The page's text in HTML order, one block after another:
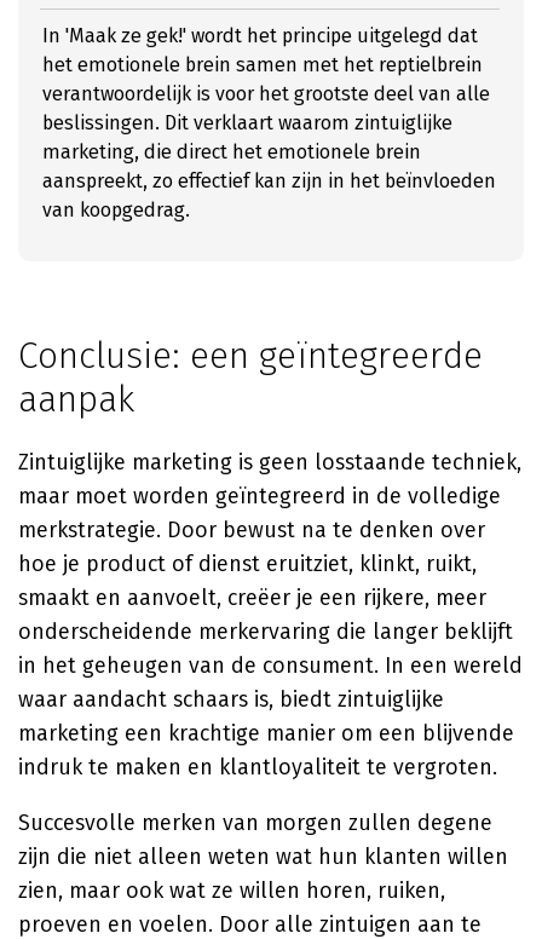
In 'Maak ze gek!' wordt het principe uitgelegd dat
het emotionele brein samen met het reptielbrein
verantwoordelijk is voor het grootste deel van alle
beslissingen. Dit verklaart waarom zintuiglijke
marketing, die direct het emotionele brein
aanspreekt, zo effectief kan zijn in het beïnvloeden
van koopgedrag.
Conclusie: een geïntegreerde
aanpak
Zintuiglijke marketing is geen losstaande techniek,
maar moet worden geïntegreerd in de volledige
merkstrategie. Door bewust na te denken over
hoe je product of dienst eruitziet, klinkt, ruikt,
smaakt en aanvoelt, creëer je een rijkere, meer
onderscheidende merkervaring die langer beklijft
in het geheugen van de consument. In een wereld
waar aandacht schaars is, biedt zintuiglijke
marketing een krachtige manier om een blijvende
indruk te maken en klantloyaliteit te vergroten.
Succesvolle merken van morgen zullen degene
zijn die niet alleen weten wat hun klanten willen
zien, maar ook wat ze willen horen, ruiken,
proeven en voelen. Door alle zintuigen aan te